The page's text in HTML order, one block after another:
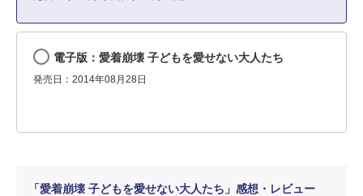
電子版：愛着崩壊 子どもを愛せない大人たち
発売日：2014年08月28日
「愛着崩壊 子どもを愛せない大人たち」感想・レビュー